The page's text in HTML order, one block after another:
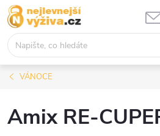
Přejít
na
obsah
VÁNOCE
Amix RE-